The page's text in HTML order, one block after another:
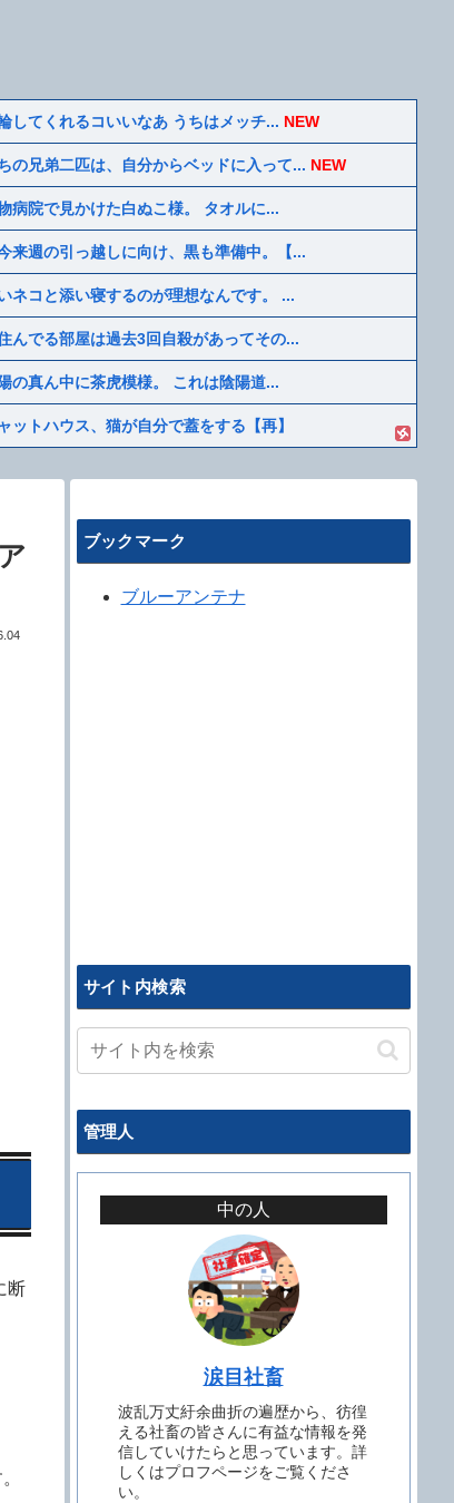
してくれるコいいなあ うちはメッチ... NEW
の兄弟二匹は、自分からベッドに入って... NEW
病院で見かけた白ぬこ様。 タオルに...
来週の引っ越しに向け、黒も準備中。【...
ネコと添い寝するのが理想なんです。 ...
んでる部屋は過去3回自殺があってその...
の真ん中に茶虎模様。 これは陰陽道...
ットハウス、猫が自分で蓋をする【再】
断
ブックマーク
ブルーアンテナ
サイト内検索
管理人
中の人
涙目社畜
波乱万丈紆余曲折の遍歴から、彷徨
える社畜の皆さんに有益な情報を発
信していけたらと思っています。詳
しくはプロフページをご覧くださ
い。